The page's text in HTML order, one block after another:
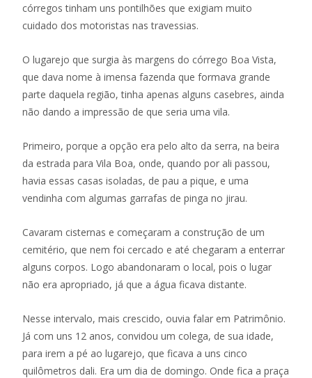
córregos tinham uns pontilhões que exigiam muito
cuidado dos motoristas nas travessias.
O lugarejo que surgia às margens do córrego Boa Vista,
que dava nome à imensa fazenda que formava grande
parte daquela região, tinha apenas alguns casebres, ainda
não dando a impressão de que seria uma vila.
Primeiro, porque a opção era pelo alto da serra, na beira
da estrada para Vila Boa, onde, quando por ali passou,
havia essas casas isoladas, de pau a pique, e uma
vendinha com algumas garrafas de pinga no jirau.
Cavaram cisternas e começaram a construção de um
cemitério, que nem foi cercado e até chegaram a enterrar
alguns corpos. Logo abandonaram o local, pois o lugar
não era apropriado, já que a água ficava distante.
Nesse intervalo, mais crescido, ouvia falar em Patrimônio.
Já com uns 12 anos, convidou um colega, de sua idade,
para irem a pé ao lugarejo, que ficava a uns cinco
quilômetros dali. Era um dia de domingo. Onde fica a praça